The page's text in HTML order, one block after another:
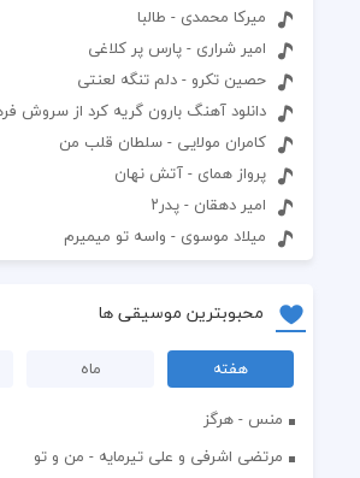
میرکا محمدی - طالبا
امیر شراری - پارس پر کلاغی
حصین تکرو - دلم تنگه لعنتی
دانلود آهنگ بارون گریه کرد از سروش
کامران مولایی - سلطان قلب من
پرواز همای - آتش نهان
امیر دهقان - پدر۲
میلاد موسوی - واسه تو میمیرم
محبوبترین موسیقی ها
هفته ماه
منس - هرگز
مرتضی اشرفی و علی تیرمایه - من و تو